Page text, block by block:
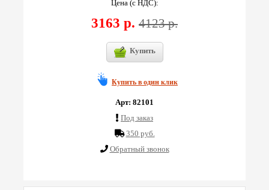
Цена (с НДС):
3163 р. 4123 р.
Купить
Купить в один клик
Арт: 82101
Под заказ
350 руб.
Обратный звонок